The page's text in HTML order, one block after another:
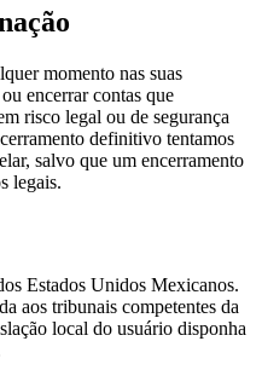
momento nas suas
encerrar contas que
risco legal ou de segurança
definitivo tentamos
salvo que um encerramento
legais.
Estados Unidos Mexicanos.
aos tribunais competentes da
local do usuário disponha